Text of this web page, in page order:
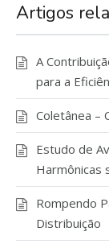
Artigos
A
para a
Coletânea –
Estudo de
Harmônicas
Rompendo
Distribuição